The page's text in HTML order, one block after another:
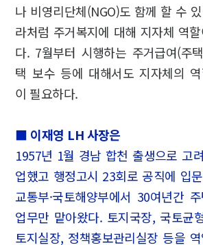
나 비영리단체(NGO)도 함께 할 수
라처럼 주거복지에 대해 지자체 역
다. 7월부터 시행하는 주거급여(주
택 보수 등에 대해서도 지자체의
이 필요하다.
■ 이재영 LH 사장은
1957년 1월 경남 합천 출생으로 고
업했고 행정고시 23회로 공직에 입
교통부·국토해양부에서 30여년간 주
업무만 맡아왔다. 토지국장, 국토균
토지실장, 정책홍보관리실장 등을